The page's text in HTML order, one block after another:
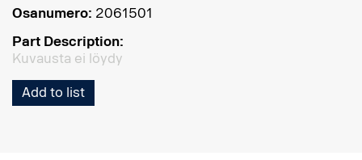
Osanumero: 2061501
Part Description:
Kuvausta ei löydy
Add to list